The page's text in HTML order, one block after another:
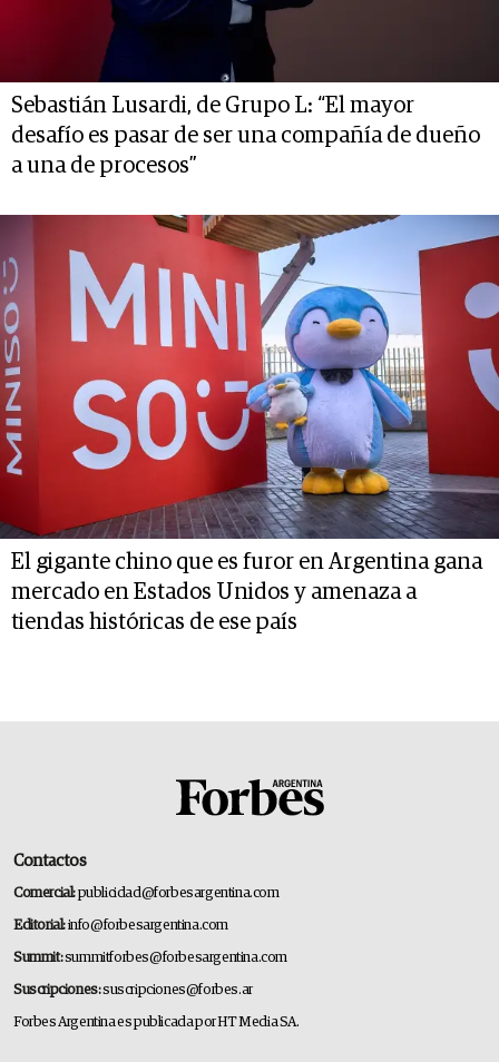
Sebastián Lusardi, de Grupo L: “El mayor
desafío es pasar de ser una compañía de dueño
a una de procesos”
El gigante chino que es furor en Argentina gana
mercado en Estados Unidos y amenaza a
tiendas históricas de ese país
Contactos
Comercial:publicidad@forbesargentina.com
Editorial:info@forbesargentina.com
Summit:summitforbes@forbesargentina.com
Suscripciones:suscripciones@forbes.ar
Forbes Argentina es publicada por HT Media SA.